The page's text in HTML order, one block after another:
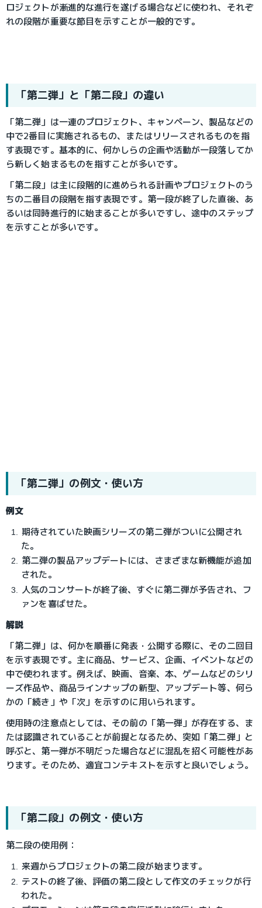
ロジェクトが漸進的な進行を遂げる場合などに使われ、それぞ
れの段階が重要な節目を示すことが一般的です。
「第二弾」と「第二段」の違い
「第二弾」は一連のプロジェクト、キャンペーン、製品などの
中で2番目に実施されるもの、またはリリースされるものを指
す表現です。基本的に、何かしらの企画や活動が一段落してか
ら新しく始まるものを指すことが多いです。
「第二段」は主に段階的に進められる計画やプロジェクトのう
ちの二番目の段階を指す表現です。第一段が終了した直後、あ
るいは同時進行的に始まることが多いですし、途中のステップ
を示すことが多いです。
「第二弾」の例文・使い方
例文
期待されていた映画シリーズの第二弾がついに公開され
た。
第二弾の製品アップデートには、さまざまな新機能が追加
された。
人気のコンサートが終了後、すぐに第二弾が予告され、フ
ァンを喜ばせた。
解説
「第二弾」は、何かを順番に発表・公開する際に、その二回目
を示す表現です。主に商品、サービス、企画、イベントなどの
中で使われます。例えば、映画、音楽、本、ゲームなどのシリ
ーズ作品や、商品ラインナップの新型、アップデート等、何ら
かの「続き」や「次」を示すのに用いられます。
使用時の注意点としては、その前の「第一弾」が存在する、ま
たは認識されていることが前提となるため、突如「第二弾」と
呼ぶと、第一弾が不明だった場合などに混乱を招く可能性があ
ります。そのため、適宜コンテキストを示すと良いでしょう。
「第二段」の例文・使い方
第二段の使用例：
来週からプロジェクトの第二段が始まります。
テストの終了後、評価の第二段として作文のチェックが行
われた。